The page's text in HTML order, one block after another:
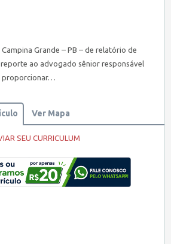
Campina Grande – PB – de relatório de
reporte ao advogado sênior responsável
proporcionar…
Ver Mapa
SEU CURRICULUM